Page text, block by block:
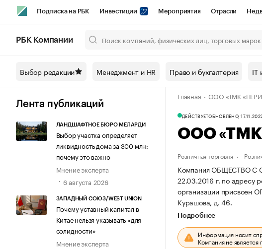
Подписка на РБК Инвестиции Мероприятия Отрасли
Спецпроекты СПб Конференции СПб Спецпроекты Проверка
Технологии и медиа Рынок наличной валюты
РБК Компании
Выбор редакции Менеджмент и HR Право и бухгалтерия IT
Лента публикаций
ЛАНДШАФТНОЕ БЮРО МЕЛАРДИ
Выбор участка определяет
ликвидность дома за 300 млн:
почему это важно
Мнение эксперта
6 августа 2026
ЗАПАДНЫЙ СОЮЗ/WEST UNION
Почему уставный капитал в
Китае нельзя указывать «для
солидности»
Мнение эксперта
Главная ООО «ТМК
ДЕЙСТВУЕТОБНОВЛЕНО,
ООО
Розничная торговля
Компания ОБЩЕСТВО С
22.03.2016 г. по адресу
организации присвоен
Курашова, д. 46.
Подробнее
Информация носит
Компания не